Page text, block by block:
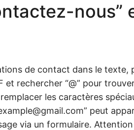
nous”
de contact dans le texte,
et rechercher “@” pour
les caractères
peut
via un formulaire.